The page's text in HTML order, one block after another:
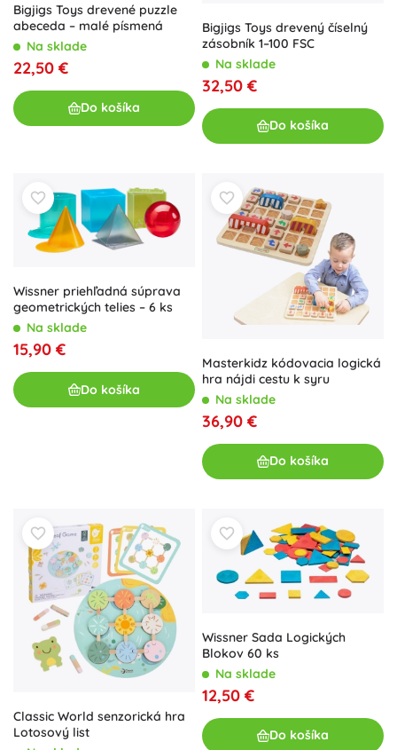
Bigjigs Toys drevené puzzle
abeceda – malé písmená
Na sklade
22,50 €
Do košíka
Bigjigs Toys drevený číselný
zásobník 1–100 FSC
Na sklade
32,50 €
Do košíka
Wissner priehľadná súprava
geometrických telies – 6 ks
Na sklade
15,90 €
Do košíka
Masterkidz kódovacia logická
hra nájdi cestu k syru
Na sklade
36,90 €
Do košíka
Classic World senzorická hra
Lotosový list
Wissner Sada Logických
Blokov 60 ks
Na sklade
12,50 €
Do košíka